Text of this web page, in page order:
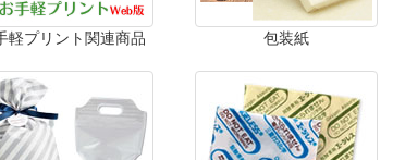
軽プリント関連商品 包装紙